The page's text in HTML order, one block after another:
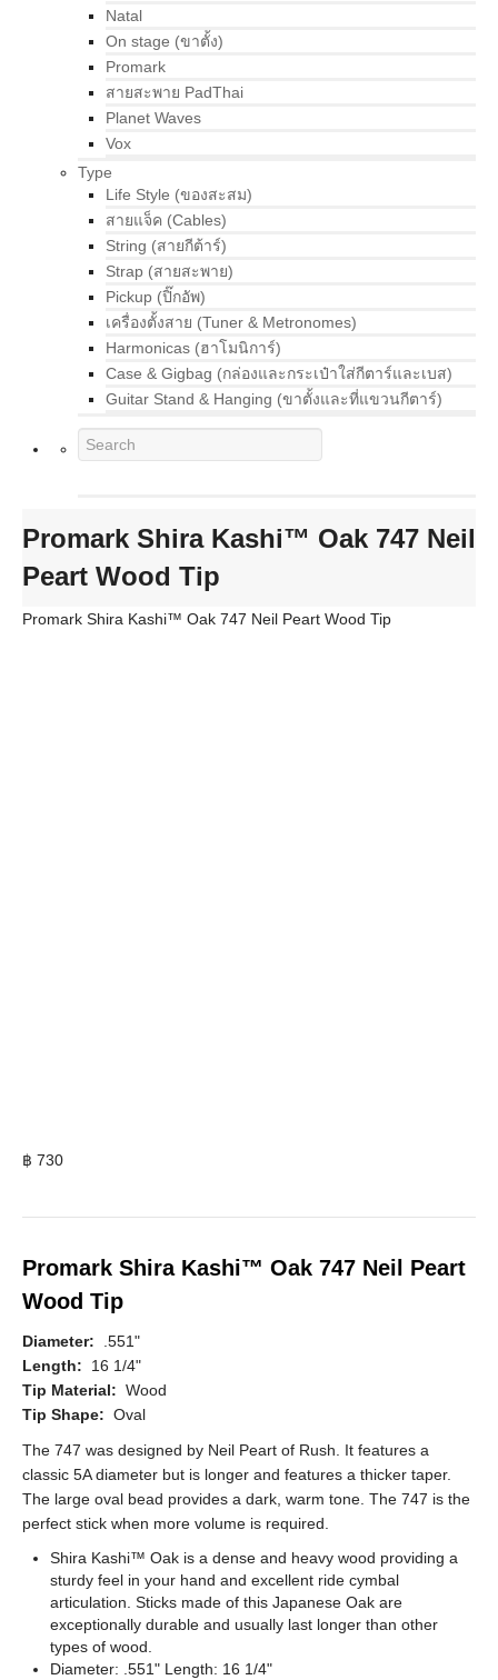
Natal
On stage (ขาตั้ง)
Promark
สายสะพาย PadThai
Planet Waves
Vox
Type
Life Style (ของสะสม)
สายแจ็ค (Cables)
String (สายกีต้าร์)
Strap (สายสะพาย)
Pickup (ปิ๊กอัพ)
เครื่องตั้งสาย (Tuner & Metronomes)
Harmonicas (ฮาโมนิการ์)
Case & Gigbag (กล่องและกระเป๋าใส่กีตาร์และเบส)
Guitar Stand & Hanging (ขาตั้งและที่แขวนกีตาร์)
Promark Shira Kashi™ Oak 747 Neil
Peart Wood Tip
Promark Shira Kashi™ Oak 747 Neil Peart Wood Tip
฿ 730
Promark Shira Kashi™ Oak 747 Neil Peart
Wood Tip
Diameter: .551"
Length: 16 1/4"
Tip Material: Wood
Tip Shape: Oval
The 747 was designed by Neil Peart of Rush. It features a
classic 5A diameter but is longer and features a thicker taper.
The large oval bead provides a dark, warm tone. The 747 is the
perfect stick when more volume is required.
Shira Kashi™ Oak is a dense and heavy wood providing a
sturdy feel in your hand and excellent ride cymbal
articulation. Sticks made of this Japanese Oak are
exceptionally durable and usually last longer than other
types of wood.
Diameter: .551" Length: 16 1/4"